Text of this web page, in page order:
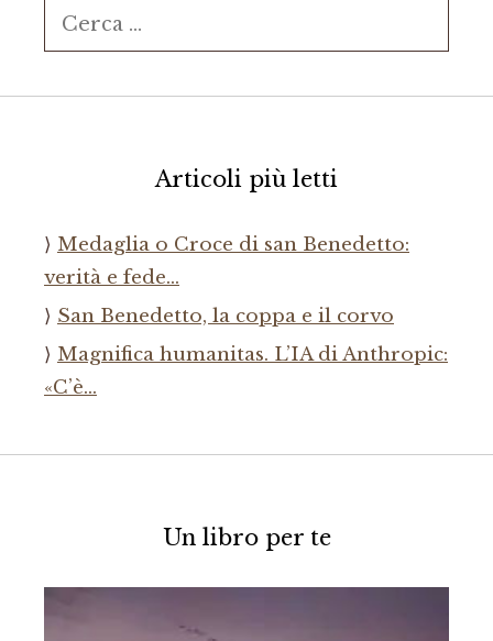
Ricerca
per:
Articoli più letti
Medaglia o Croce di san Benedetto:
verità e fede…
San Benedetto, la coppa e il corvo
Magnifica humanitas. L’IA di Anthropic:
«C’è…
Un libro per te